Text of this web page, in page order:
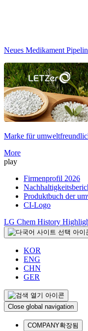
Neues Medikament
Marke für
More
play
Firmenprofil 2026
Produktbuch der
CI-Logo
LG Chem History
KOR
ENG
CHN
GER
Close global navigation
COMPANY확장됨